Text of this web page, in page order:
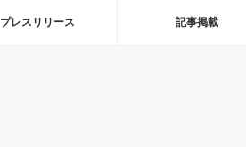
プレスリリース 記事掲載